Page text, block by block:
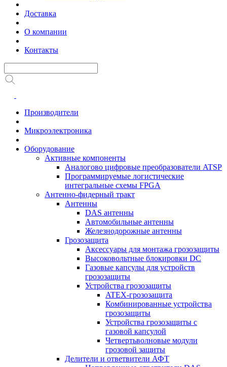
Доставка
О компании
Контакты
Производители
Микроэлектроника
Оборудование
Активные компоненты
Аналогово цифровые преобразователи ATSP
Программируемые логистические
интегральные схемы FPGA
Антенно-фидерный тракт
Антенны
DAS антенны
Автомобильные антенны
Железнодорожные антенны
Грозозащита
Аксессуары для монтажа грозозащиты
Высоковольтные блокировки DC
Газовые капсулы для устройств
грозозащиты
Устройства грозозащиты
ATEX-грозозащита
Комбинированные устройства
грозозащиты
Устройства грозозащиты с
газовой капсулой
Четвертьволновые модули
грозовой защиты
Делители и ответвители АФТ